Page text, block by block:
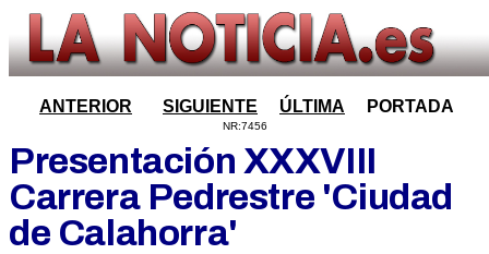
ANTERIOR SIGUIENTE ÚLTIMA PORTADA
NR:7456
Presentación XXXVIII
Carrera Pedrestre 'Ciudad
de Calahorra'